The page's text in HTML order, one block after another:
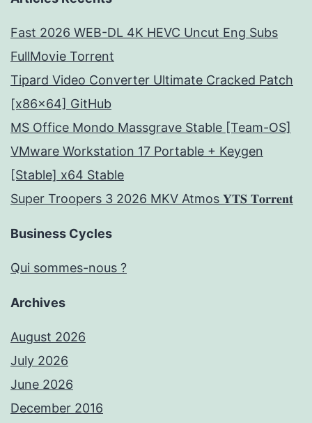
Fast 2026 WEB-DL 4K HEVC Uncut Eng Subs
FullMov𝗂e Torrent
Tipard Video Converter Ultimate Cracked Patch
[x86x64] GitHub
MS Office Mondo Massgrave Stable [Team-OS]
VMware Workstation 17 Portable + Keygen
[Stable] x64 Stable
Super Troopers 3 2026 MKV Atmos 𝐘𝐓𝐒 𝐓𝐨𝐫𝐫𝐞𝐧𝐭
Business Cycles
Qui sommes-nous ?
Archives
August 2026
July 2026
June 2026
December 2016